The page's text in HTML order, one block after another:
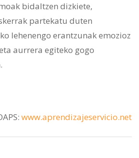
bidaltzen dizkiete,
partekatu duten
lehenengo erantzunak emozioz
aurrera egiteko gogo
www.aprendizajeservicio.net